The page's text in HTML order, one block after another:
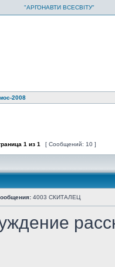
"АРГОНАВТИ ВСЕСВІТУ"
2008
1 из 1 [ Сообщений: 10 ]
4003 СКИТАЛЕЦ